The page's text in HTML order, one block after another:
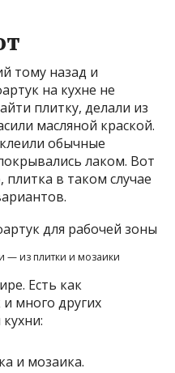
тому назад и
на кухне не
плитку, делали из
масляной краской.
обычные
лаком. Вот
плитка в таком случае
— из плитки и мозаики
Есть как
много других
и мозаика.